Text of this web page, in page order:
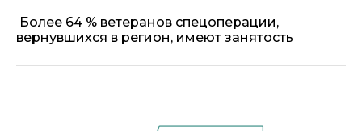
Более 64 % ветеранов спецоперации,
вернувшихся в регион, имеют занятость